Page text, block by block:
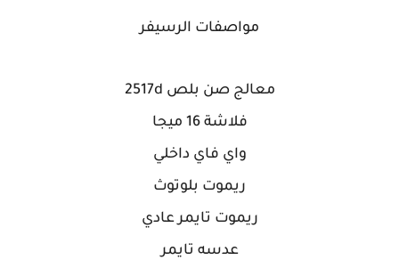
مواصفات الرسيفر
معالج صن بلص 2517d
فلاشة 16 ميجا
واي فاي داخلي
ريموت بلوتوث
ريموت تايمر عادي
عدسه تايمر